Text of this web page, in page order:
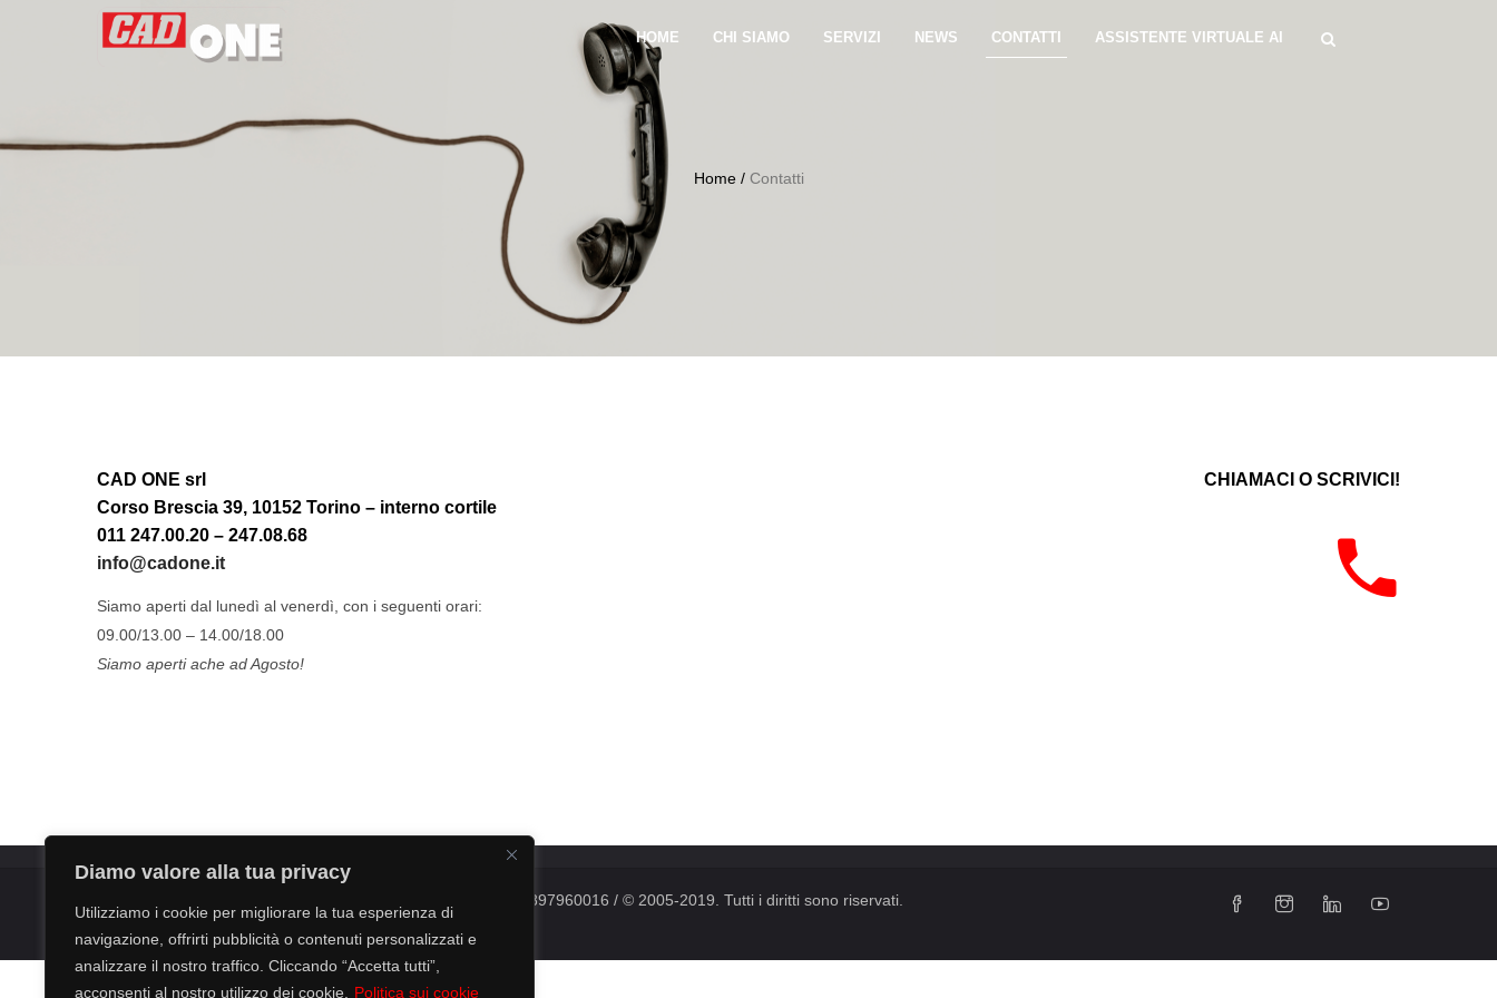
Diamo valore alla tua privacy
Utilizziamo i cookie per migliorare la tua esperienza di
navigazione, offrirti pubblicità o contenuti personalizzati e
analizzare il nostro traffico. Cliccando “Accetta tutti”,
acconsenti al nostro utilizzo dei cookie.
Politica sui cookie
HOME CHI SIAMO SERVIZI NEWS CONTATTI ASSISTENTE VIRTUALE AI
Home/ Contatti
CAD ONE srl
Corso Brescia 39, 10152 Torino – interno cortile
011 247.00.20 – 247.08.68
info@cadone.it
Siamo aperti dal lunedì al venerdì, con i seguenti orari:
09.00/13.00 – 14.00/18.00
Siamo aperti ache ad Agosto!
CHIAMACI O SCRIVICI!
C.so Brescia 39, 10152 - Torino - P.I. & C.F. 06897960016 / © 2005-2019. Tutti i diritti sono riservati.